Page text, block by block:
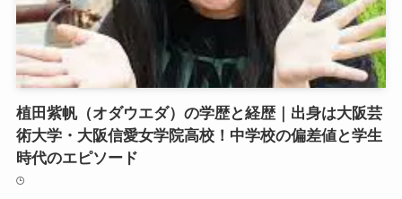
植田紫帆（オダウエダ）の学歴と経歴｜出身は大阪芸
術大学・大阪信愛女学院高校！中学校の偏差値と学生
時代のエピソード